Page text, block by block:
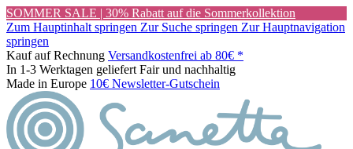
SOMMER SALE | 30% Rabatt auf die Sommerkollektion
Zum Hauptinhalt springen Zur Suche springen Zur Hauptnavigation
springen
Kauf auf Rechnung Versandkostenfrei ab 80€ *
In 1-3 Werktagen geliefert Fair und nachhaltig
Made in Europe 10€ Newsletter-Gutschein